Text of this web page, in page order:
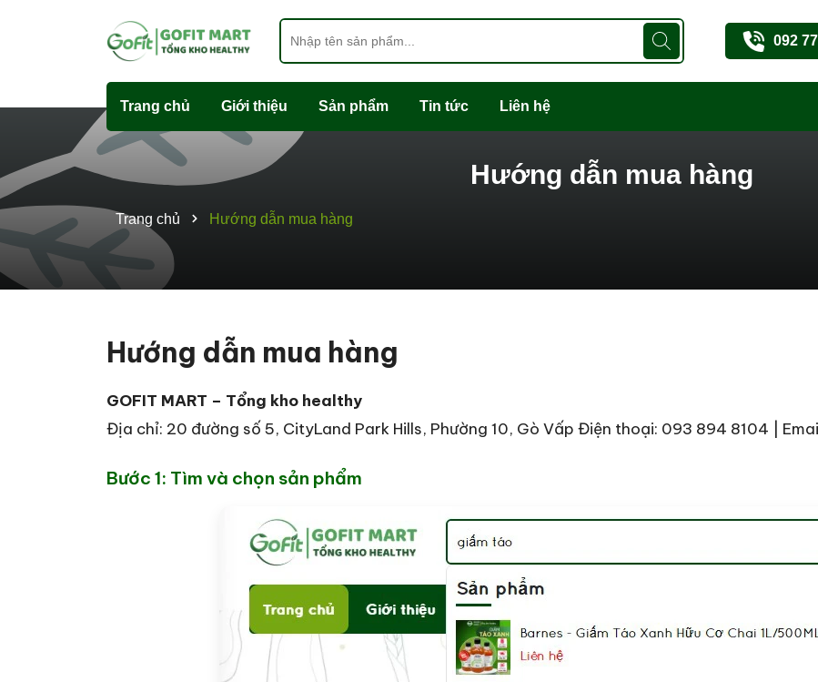
092
Trang chủ Giới thiệu Sản phẩm Tin tức Liên hệ
Hướng dẫn mua hàng
Trang chủ Hướng dẫn mua hàng
Hướng dẫn mua hàng
GOFIT MART – Tổng kho healthy
Địa chỉ: 20 đường số 5, CityLand Park Hills, Phường 10, Gò Vấp Điện thoại: 093 894 8104 |
Bước 1: Tìm và chọn sản phẩm